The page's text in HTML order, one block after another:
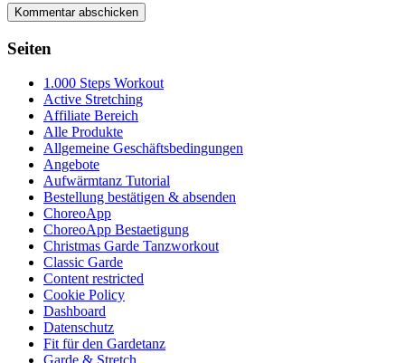
Seiten
1.000 Steps Workout
Active Stretching
Affiliate Bereich
Alle Produkte
Allgemeine Geschäftsbedingungen
Angebote
Aufwärmtanz Tutorial
Bestellung bestätigen & absenden
ChoreoApp
ChoreoApp Bestaetigung
Christmas Garde Tanzworkout
Classic Garde
Content restricted
Cookie Policy
Dashboard
Datenschutz
Fit für den Gardetanz